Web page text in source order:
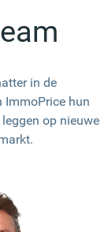
in de
ImmoPrice hun
op nieuwe